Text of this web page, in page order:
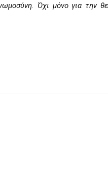
Όχι μόνο για την